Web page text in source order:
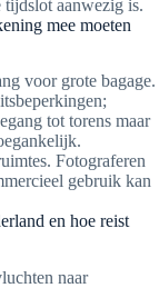
tijdslot aanwezig is.
mee moeten
voor grote bagage.
tot torens maar
Fotograferen
gebruik kan
en hoe reist
naar